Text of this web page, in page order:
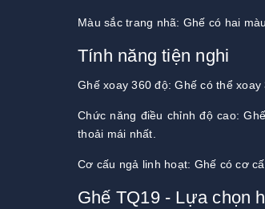
Màu sắc trang nhã: Ghế có hai
Tính năng tiện nghi
Ghế xoay 360 độ: Ghế có thể
Chức năng điều chỉnh độ cao:
thoải mái nhất.
Cơ cấu ngả linh hoạt: Ghế có cơ
Ghế TQ19 - Lựa chọn